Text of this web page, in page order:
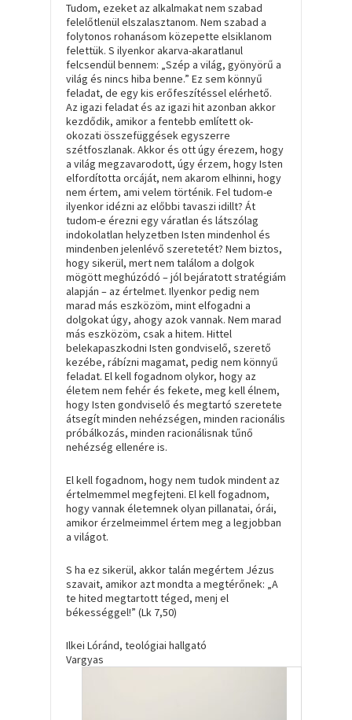
Tudom, ezeket az alkalmakat nem szabad
felelőtlenül elszalasztanom. Nem szabad a
folytonos rohanásom közepette elsiklanom
felettük. S ilyenkor akarva-akaratlanul
felcsendül bennem: „Szép a világ, gyönyörű a
világ és nincs hiba benne.” Ez sem könnyű
feladat, de egy kis erőfeszítéssel elérhető.
Az igazi feladat és az igazi hit azonban akkor
kezdődik, amikor a fentebb említett ok-
okozati összefüggések egyszerre
szétfoszlanak. Akkor és ott úgy érezem, hogy
a világ megzavarodott, úgy érzem, hogy Isten
elfordította orcáját, nem akarom elhinni, hogy
nem értem, ami velem történik. Fel tudom-e
ilyenkor idézni az előbbi tavaszi idillt? Át
tudom-e érezni egy váratlan és látszólag
indokolatlan helyzetben Isten mindenhol és
mindenben jelenlévő szeretetét? Nem biztos,
hogy sikerül, mert nem találom a dolgok
mögött meghúzódó – jól bejáratott stratégiám
alapján – az értelmet. Ilyenkor pedig nem
marad más eszközöm, mint elfogadni a
dolgokat úgy, ahogy azok vannak. Nem marad
más eszközöm, csak a hitem. Hittel
belekapaszkodni Isten gondviselő, szerető
kezébe, rábízni magamat, pedig nem könnyű
feladat. El kell fogadnom olykor, hogy az
életem nem fehér és fekete, meg kell élnem,
hogy Isten gondviselő és megtartó szeretete
átsegít minden nehézségen, minden racionális
próbálkozás, minden racionálisnak tűnő
nehézség ellenére is.
El kell fogadnom, hogy nem tudok mindent az
értelmemmel megfejteni. El kell fogadnom,
hogy vannak életemnek olyan pillanatai, órái,
amikor érzelmeimmel értem meg a legjobban
a világot.
S ha ez sikerül, akkor talán megértem Jézus
szavait, amikor azt mondta a megtérőnek: „A
te hited megtartott téged, menj el
békességgel!” (Lk 7,50)
Ilkei Lóránd, teológiai hallgató
Vargyas